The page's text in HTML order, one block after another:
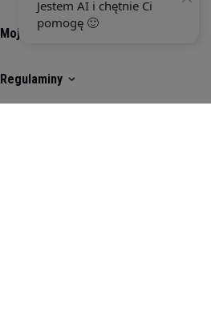
Moje konto
Regulaminy